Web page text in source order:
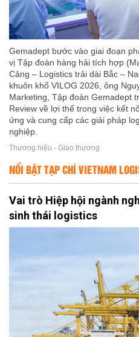
Gemadept bước vào giai đoạn
vị Tập đoàn hàng hải tích hợp
Cảng – Logistics trải dài Bắc –
khuôn khổ VILOG 2026, ông
Marketing, Tập đoàn Gemadept
Review về lợi thế trong việc kết
ứng và cung cấp các giải pháp
nghiệp.
Thương hiệu - Giao thương
NỔI BẬT TẠP CHÍ VIETNAM
Vai trò Hiệp hội ngành
sinh thái logistics